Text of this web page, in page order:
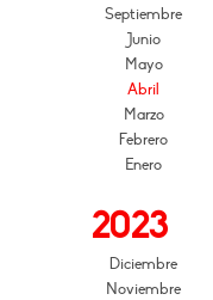
Septiembre
Junio
Mayo
Abril
Marzo
Febrero
Enero
2023
Diciembre
Noviembre